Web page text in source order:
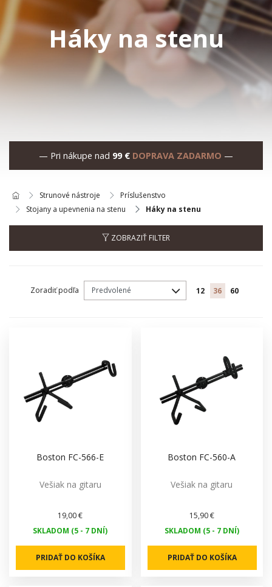
Háky na stenu
— Pri nákupe nad 99 € DOPRAVA ZADARMO —
Strunové nástroje
Príslušenstvo
Stojany a upevnenia na stenu
Háky na stenu
ZOBRAZIŤ FILTER
Zoradiť podľa 12 36 60
Boston FC-566-E
Vešiak na gitaru
19,00 €
SKLADOM (5 - 7 DNÍ)
PRIDAŤ DO KOŠÍKA
Boston FC-560-A
Vešiak na gitaru
15,90 €
SKLADOM (5 - 7 DNÍ)
PRIDAŤ DO KOŠÍKA